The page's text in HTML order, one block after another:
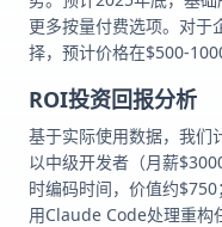
更多按量付费选项。对于
择，预计价格在$500-
ROI投资回报分析
基于实际使用数据，我们
以中级开发者（月薪
时编码时间，价值约
用Claude Code处理重构